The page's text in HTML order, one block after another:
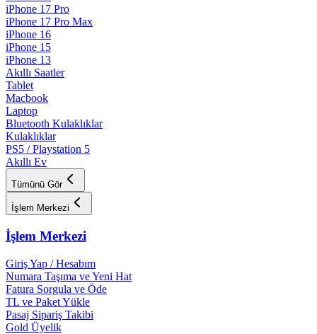
iPhone 17 Pro
iPhone 17 Pro Max
iPhone 16
iPhone 15
iPhone 13
Akıllı Saatler
Tablet
Macbook
Laptop
Bluetooth Kulaklıklar
Kulaklıklar
PS5 / Playstation 5
Akıllı Ev
Tümünü Gör
İşlem Merkezi
İşlem Merkezi
Giriş Yap / Hesabım
Numara Taşıma ve Yeni Hat
Fatura Sorgula ve Öde
TL ve Paket Yükle
Pasaj Sipariş Takibi
Gold Üyelik